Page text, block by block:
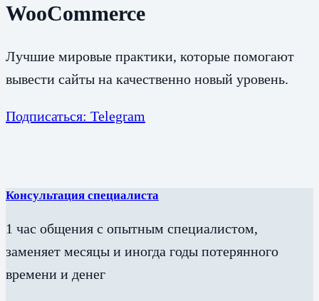
WooCommerce
Лучшие мировые практики, которые помогают
вывести сайты на качественно новый уровень.
Подписаться: Telegram
Консультация специалиста
1 час общения с опытным специалистом,
заменяет месяцы и иногда годы потерянного
времени и денег